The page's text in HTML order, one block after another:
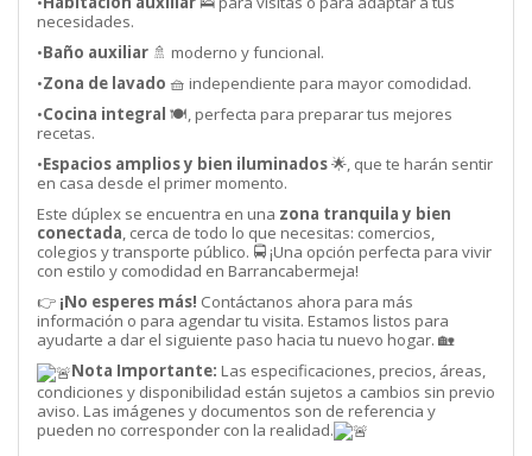
necesidades.
•Baño auxiliar 🚿 moderno y funcional.
•Zona de lavado 🧺 independiente para mayor comodidad.
•Cocina integral 🍽️, perfecta para preparar tus mejores
recetas.
•Espacios amplios y bien iluminados🌟, que te harán sentir
en casa desde el primer momento.
Este dúplex se encuentra en una zona tranquila y bien
conectada, cerca de todo lo que necesitas: comercios,
colegios y transporte público. 🚍 ¡Una opción perfecta para vivir
con estilo y comodidad en Barrancabermeja!
👉 ¡No esperes más! Contáctanos ahora para más
información o para agendar tu visita. Estamos listos para
ayudarte a dar el siguiente paso hacia tu nuevo hogar. 🏡
Nota Importante: Las especificaciones, precios, áreas,
condiciones y disponibilidad están sujetos a cambios sin previo
aviso. Las imágenes y documentos son de referencia y
pueden no corresponder con la realidad.